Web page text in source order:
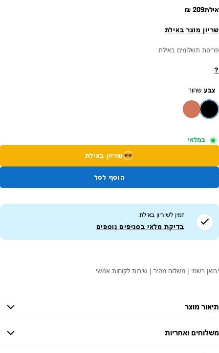
אילתמחיר רגיל
209 ₪
שריון מוצר באילת
פריסת תשלומים באילת
?
צבע שחור
במלאי
שריון באילת
הוסף לסל
זמין לשיריון באילת
בדיקת מלאי בסניפים נוספים
יבואן רשמי | משלוח מהיר | שירות לקוחות אנושי
תיאור מוצר
משלוחים ואחריות